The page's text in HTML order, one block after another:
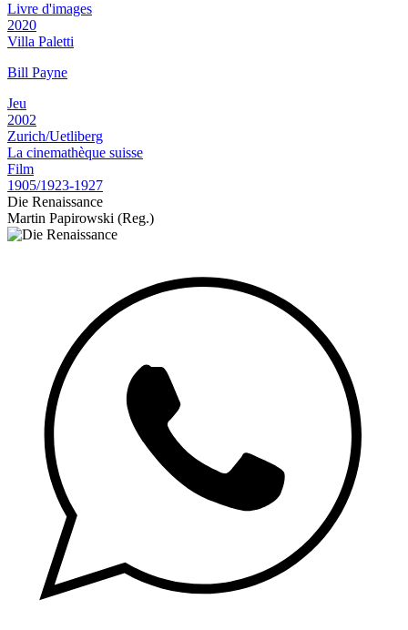
Livre d'images
2020
Villa Paletti
Bill Payne
Jeu
2002
Zurich/Uetliberg
La cinemathèque suisse
Film
1905/1923-1927
Die Renaissance
Martin Papirowski (Reg.)